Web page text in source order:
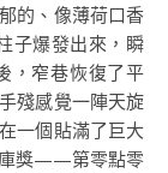
的、像薄荷口香
子爆發出來，瞬
，窄巷恢復了平
殘感覺一陣天旋
一個貼滿了巨大
庫獎——第零點零